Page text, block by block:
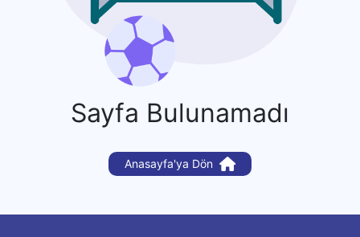
Sayfa Bulunamadı
Anasayfa'ya Dön